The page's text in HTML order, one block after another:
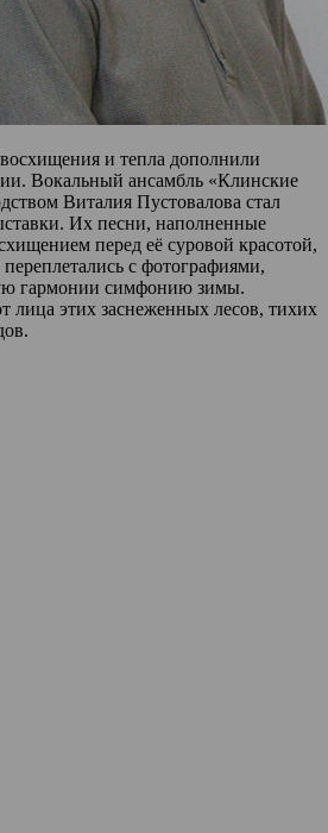
и тепла дополнили
Вокальный ансамбль «Клинские
Виталия Пустовалова стал
Их песни, наполненные
перед её суровой красотой,
с фотографиями,
гармонии симфонию зимы.
лица этих заснеженных лесов, тихих